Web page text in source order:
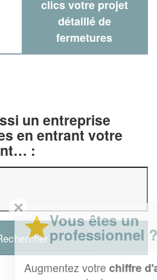
clics votre projet
détaillé de
fermetures
un entreprise
en entrant votre
:
êtes un
?
votrechiffre d'affaireset